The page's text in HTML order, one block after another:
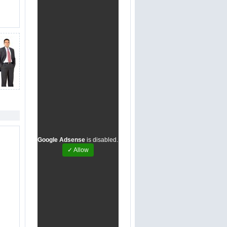
Google Adsense is disabled.
✓ Allow